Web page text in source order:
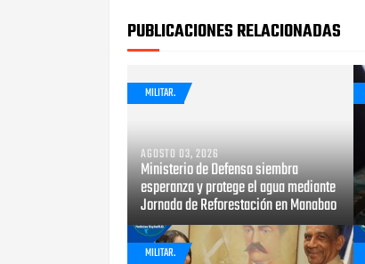
PUBLICACIONES RELACIONADAS
MILITAR.
AGOSTO 03, 2026
Ministerio de Defensa siembra
esperanza y protege el agua mediante
Jornada de Reforestación en Manabao
MILITAR.